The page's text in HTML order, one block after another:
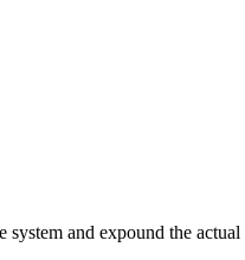
and expound the